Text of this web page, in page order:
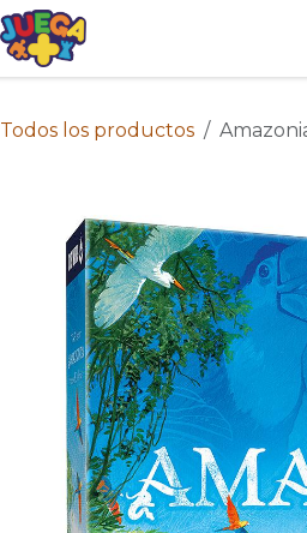
Todos los productos